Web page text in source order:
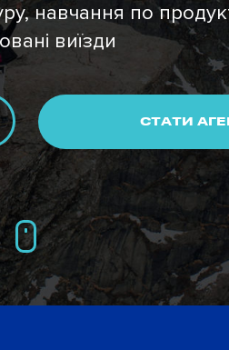
навчання по
виїзди
СТАТИ